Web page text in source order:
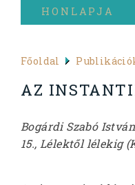
HONLAPJA
Főoldal
AZ
Bogárdi Szabó
15., Lélektől lélekig